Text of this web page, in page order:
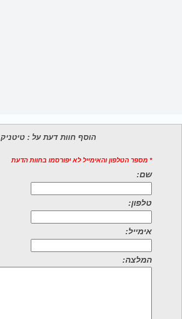
הוסף חוות דעת על : טיטניק
* מספר הטלפון והאימייל לא יפורסמו בחוות הדעת
שם:
טלפון:
אימייל:
המלצה: